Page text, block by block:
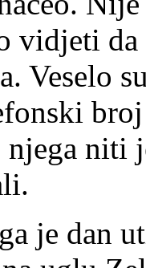
vidjeti da
Veselo
niti
dan